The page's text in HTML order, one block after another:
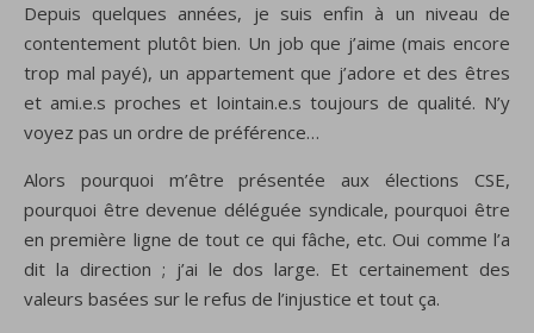
Depuis quelques années, je suis enfin à un niveau de
contentement plutôt bien. Un job que j’aime (mais encore
trop mal payé), un appartement que j’adore et des êtres
et ami.e.s proches et lointain.e.s toujours de qualité. N’y
voyez pas un ordre de préférence…
Alors pourquoi m’être présentée aux élections CSE,
pourquoi être devenue déléguée syndicale, pourquoi être
en première ligne de tout ce qui fâche, etc. Oui comme l’a
dit la direction ; j’ai le dos large. Et certainement des
valeurs basées sur le refus de l’injustice et tout ça.